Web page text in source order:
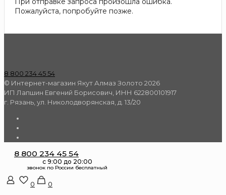
Пожалуйста, попробуйте позже.
8 800 234 45 54
© Интернет-магазин Якут Алмаз Золото 2026
ИП Лапшин Евгений Борисович, ИНН 622800101917
г. Рязань, ул. Николодворянская, д. 13/20
8 800 234 45 54
0
0